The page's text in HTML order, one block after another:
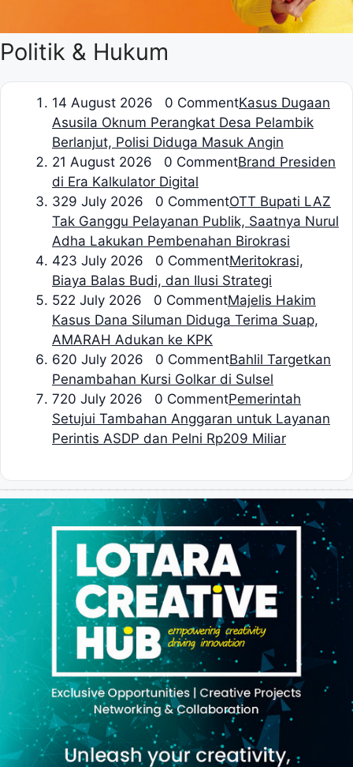
Politik & Hukum
14 August 2026 0 CommentKasus Dugaan
Asusila Oknum Perangkat Desa Pelambik
Berlanjut, Polisi Diduga Masuk Angin
21 August 2026 0 CommentBrand Presiden
di Era Kalkulator Digital
329 July 2026 0 CommentOTT Bupati LAZ
Tak Ganggu Pelayanan Publik, Saatnya Nurul
Adha Lakukan Pembenahan Birokrasi
423 July 2026 0 CommentMeritokrasi,
Biaya Balas Budi, dan Ilusi Strategi
522 July 2026 0 CommentMajelis Hakim
Kasus Dana Siluman Diduga Terima Suap,
AMARAH Adukan ke KPK
620 July 2026 0 CommentBahlil Targetkan
Penambahan Kursi Golkar di Sulsel
720 July 2026 0 CommentPemerintah
Setujui Tambahan Anggaran untuk Layanan
Perintis ASDP dan Pelni Rp209 Miliar